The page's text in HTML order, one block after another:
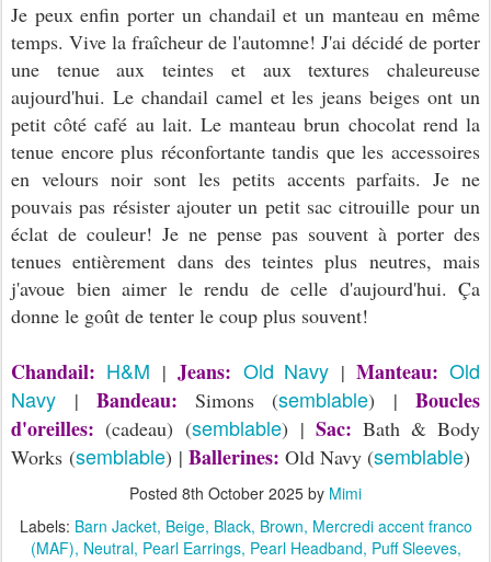
Je peux enfin porter un chandail et un manteau en même
temps. Vive la fraîcheur de l'automne! J'ai décidé de porter
une tenue aux teintes et aux textures chaleureuse
aujourd'hui. Le chandail camel et les jeans beiges ont un
petit côté café au lait. Le manteau brun chocolat rend la
tenue encore plus réconfortante tandis que les accessoires
en velours noir sont les petits accents parfaits. Je ne
pouvais pas résister ajouter un petit sac citrouille pour un
éclat de couleur! Je ne pense pas souvent à porter des
tenues entièrement dans des teintes plus neutres, mais
j'avoue bien aimer le rendu de celle d'aujourd'hui. Ça
donne le goût de tenter le coup plus souvent!
Chandail: H&M | Jeans: Old Navy |Manteau: Old
Navy | Bandeau: Simons (semblable) |Boucles
d'oreilles: (cadeau) (semblable) | Sac: Bath & Body
Works (semblable) | Ballerines: Old Navy (semblable)
Posted 8th October 2025 by Mimi
Labels: Barn Jacket Beige Black Brown Mercredi accent franco
(MAF) Neutral Pearl Earrings Pearl Headband Puff Sleeves